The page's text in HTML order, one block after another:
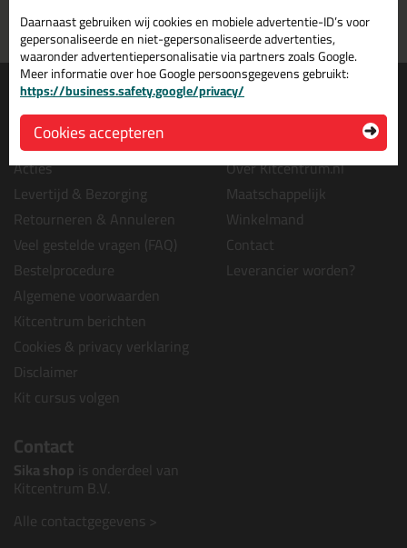
Grootste assortiment
uit voorraad leverbaar
PostNL afhaalpunt: kies zelf
wanneer je afhaalt
Informatie
Tips en tricks
Keuzehulpen
Acties
Levertijd & Bezorging
Retourneren & Annuleren
Veel gestelde vragen (FAQ)
Bestelprocedure
Algemene voorwaarden
Kitcentrum berichten
Cookies & privacy verklaring
Disclaimer
Kit cursus volgen
Over ons
Wie wij zijn?
Vacatures bij kitcentrum.nl
Over Kitcentrum.nl
Maatschappelijk
Winkelmand
Contact
Leverancier worden?
Contact
Sika shop is onderdeel van
Kitcentrum B.V.
Alle contactgegevens >
Daarnaast gebruiken wij cookies en mobiele advertentie-ID’s voor
gepersonaliseerde en niet-gepersonaliseerde advertenties,
waaronder advertentiepersonalisatie via partners zoals Google.
Meer informatie over hoe Google persoonsgegevens gebruikt:
https://business.safety.google/privacy/
Cookies accepteren